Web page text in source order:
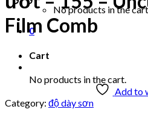
No products in the
0
Cart
No products in the cart.
Film Comb
Add to
Category: độ dày sơn